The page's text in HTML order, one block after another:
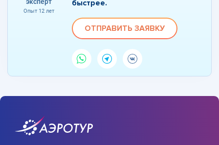
Опыт 12 лет
быстрее.
ОТПРАВИТЬ ЗАЯВКУ